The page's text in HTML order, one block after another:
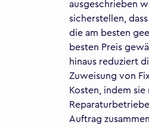
ausgeschrieben
sicherstellen,
die am besten
besten Preis
hinaus reduziert
Zuweisung von
Kosten, indem
Auftrag